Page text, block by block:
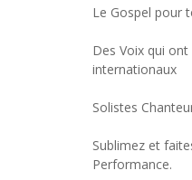
Le Gospel pour
Des Voix qui
internationaux
Solistes
Sublimez et
Performance.